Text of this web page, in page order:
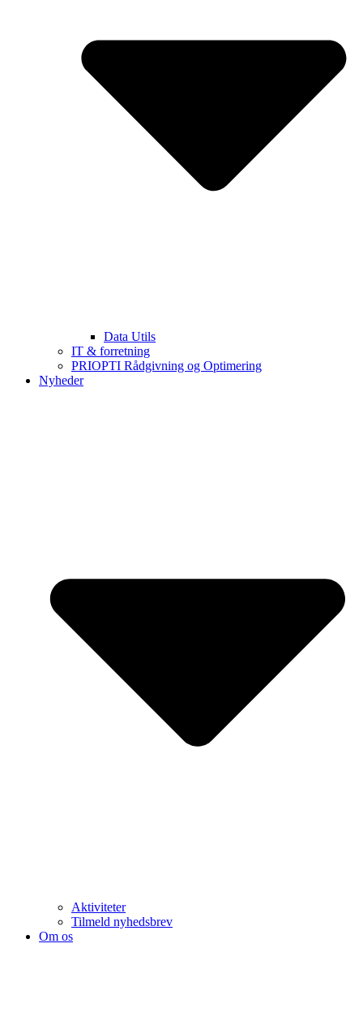
Data Utils
IT & forretning
PRIOPTI Rådgivning og Optimering
Nyheder
Aktiviteter
Tilmeld nyhedsbrev
Om os